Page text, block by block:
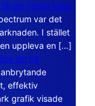
till ett öppet kaos
var det
I stället
uppleva en […]
sin tid
effektiv
grafik visade